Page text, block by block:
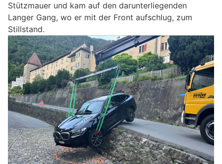
Stützmauer und kam auf den darunterliegenden
Langer Gang, wo er mit der Front aufschlug, zum
Stillstand.